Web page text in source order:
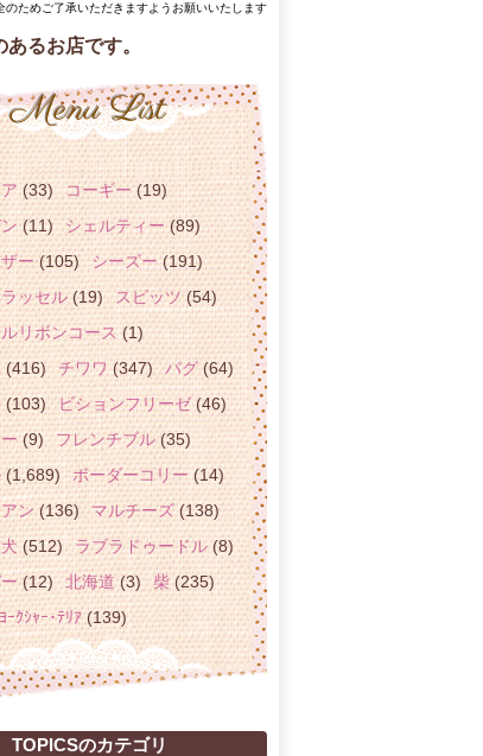
のためご了承いただきますようお願いいたします
るお店です。
(33) コーギー(19)
(11) シェルティー(89)
ー(105) シーズー(191)
ッセル(19) スピッツ(54)
リボンコース(1)
(416) チワワ(347) パグ(64)
(103) ビションフリーゼ(46)
(9) フレンチブル(35)
(1,689) ボーダーコリー(14)
ン(136) マルチーズ(138)
(512) ラブラドゥードル (8)
(12) 北海道(3) 柴(235)
ﾖｰｸｼｬｰ･ﾃﾘｱ(139)
TOPICSのカテゴリ